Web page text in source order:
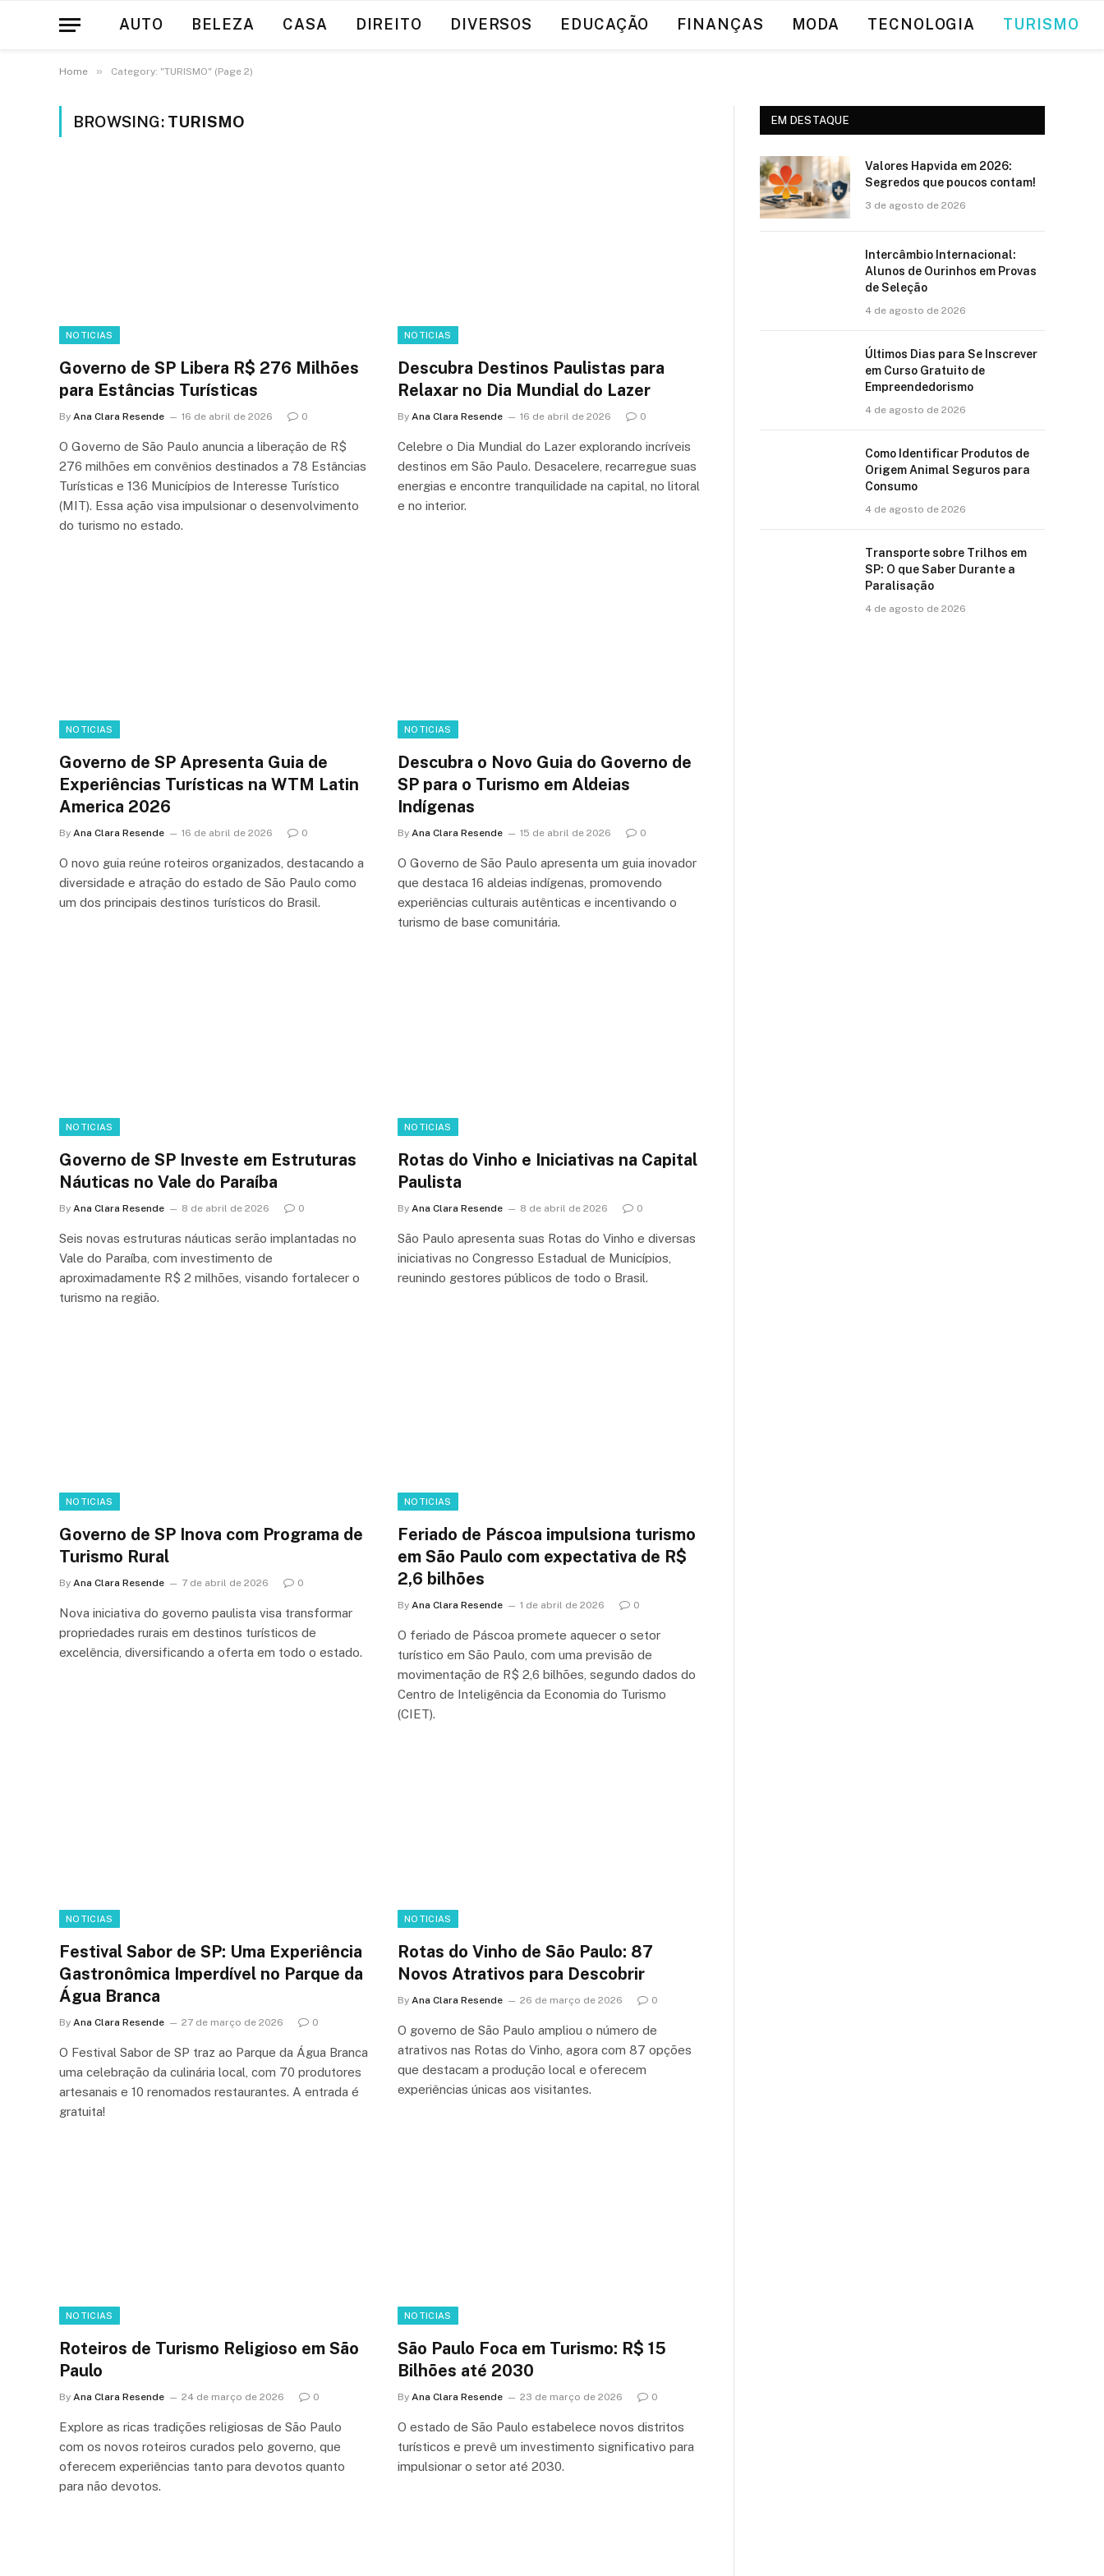
AUTO BELEZA CASA DIREITO DIVERSOS EDUCAÇÃO FINANÇAS MODA TECNOLOGIA TURISMO
Home » Category: "TURISMO" (Page 2)
BROWSING: TURISMO
NOTICIAS
Governo de SP Libera R$ 276 Milhões
para Estâncias Turísticas
By Ana Clara Resende 16 de abril de 2026 0
O Governo de São Paulo anuncia a liberação de R$
276 milhões em convênios destinados a 78 Estâncias
Turísticas e 136 Municípios de Interesse Turístico
(MIT). Essa ação visa impulsionar o desenvolvimento
do turismo no estado.
NOTICIAS
Descubra Destinos Paulistas para
Relaxar no Dia Mundial do Lazer
By Ana Clara Resende 16 de abril de 2026 0
Celebre o Dia Mundial do Lazer explorando incríveis
destinos em São Paulo. Desacelere, recarregue suas
energias e encontre tranquilidade na capital, no litoral
e no interior.
NOTICIAS
Governo de SP Apresenta Guia de
Experiências Turísticas na WTM Latin
America 2026
By Ana Clara Resende 16 de abril de 2026 0
O novo guia reúne roteiros organizados, destacando a
diversidade e atração do estado de São Paulo como
um dos principais destinos turísticos do Brasil.
NOTICIAS
Descubra o Novo Guia do Governo de
SP para o Turismo em Aldeias
Indígenas
By Ana Clara Resende 15 de abril de 2026 0
O Governo de São Paulo apresenta um guia inovador
que destaca 16 aldeias indígenas, promovendo
experiências culturais autênticas e incentivando o
turismo de base comunitária.
NOTICIAS
Governo de SP Investe em Estruturas
Náuticas no Vale do Paraíba
By Ana Clara Resende 8 de abril de 2026 0
Seis novas estruturas náuticas serão implantadas no
Vale do Paraíba, com investimento de
aproximadamente R$ 2 milhões, visando fortalecer o
turismo na região.
NOTICIAS
Rotas do Vinho e Iniciativas na Capital
Paulista
By Ana Clara Resende 8 de abril de 2026 0
São Paulo apresenta suas Rotas do Vinho e diversas
iniciativas no Congresso Estadual de Municípios,
reunindo gestores públicos de todo o Brasil.
NOTICIAS
Governo de SP Inova com Programa de
Turismo Rural
By Ana Clara Resende 7 de abril de 2026 0
Nova iniciativa do governo paulista visa transformar
propriedades rurais em destinos turísticos de
excelência, diversificando a oferta em todo o estado.
NOTICIAS
Feriado de Páscoa impulsiona turismo
em São Paulo com expectativa de R$
2,6 bilhões
By Ana Clara Resende 1 de abril de 2026 0
O feriado de Páscoa promete aquecer o setor
turístico em São Paulo, com uma previsão de
movimentação de R$ 2,6 bilhões, segundo dados do
Centro de Inteligência da Economia do Turismo
(CIET).
NOTICIAS
Festival Sabor de SP: Uma Experiência
Gastronômica Imperdível no Parque da
Água Branca
By Ana Clara Resende 27 de março de 2026 0
O Festival Sabor de SP traz ao Parque da Água Branca
uma celebração da culinária local, com 70 produtores
artesanais e 10 renomados restaurantes. A entrada é
gratuita!
NOTICIAS
Rotas do Vinho de São Paulo: 87
Novos Atrativos para Descobrir
By Ana Clara Resende 26 de março de 2026 0
O governo de São Paulo ampliou o número de
atrativos nas Rotas do Vinho, agora com 87 opções
que destacam a produção local e oferecem
experiências únicas aos visitantes.
NOTICIAS
Roteiros de Turismo Religioso em São
Paulo
By Ana Clara Resende 24 de março de 2026 0
Explore as ricas tradições religiosas de São Paulo
com os novos roteiros curados pelo governo, que
oferecem experiências tanto para devotos quanto
para não devotos.
NOTICIAS
São Paulo Foca em Turismo: R$ 15
Bilhões até 2030
By Ana Clara Resende 23 de março de 2026 0
O estado de São Paulo estabelece novos distritos
turísticos e prevê um investimento significativo para
impulsionar o setor até 2030.
EM DESTAQUE
Valores Hapvida em 2026:
Segredos que poucos contam!
3 de agosto de 2026
Intercâmbio Internacional:
Alunos de Ourinhos em Provas
de Seleção
4 de agosto de 2026
Últimos Dias para Se Inscrever
em Curso Gratuito de
Empreendedorismo
4 de agosto de 2026
Como Identificar Produtos de
Origem Animal Seguros para
Consumo
4 de agosto de 2026
Transporte sobre Trilhos em
SP: O que Saber Durante a
Paralisação
4 de agosto de 2026